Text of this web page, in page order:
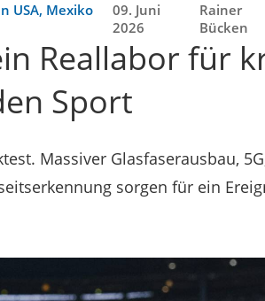
USA, Mexiko
09. Juni
2026
Rainer
Bücken
Reallabor für
Sport
Massiver Glasfaserausbau,
sorgen für ein